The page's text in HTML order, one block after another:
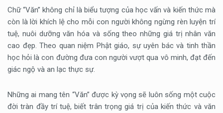
Chữ “Văn” không chỉ là biểu tượng của học vấn và kiến thức mà
còn là lời khích lệ cho mỗi con người không ngừng rèn luyện trí
tuệ, nuôi dưỡng văn hóa và sống theo những giá trị nhân văn
cao đẹp. Theo quan niệm Phật giáo, sự uyên bác và tinh thần
học hỏi là con đường đưa con người vượt qua vô minh, đạt đến
giác ngộ và an lạc thực sự.
Những ai mang tên “Văn” được kỳ vọng sẽ luôn sống một cuộc
đời tràn đầy trí tuệ, biết trân trọng giá trị của kiến thức và văn